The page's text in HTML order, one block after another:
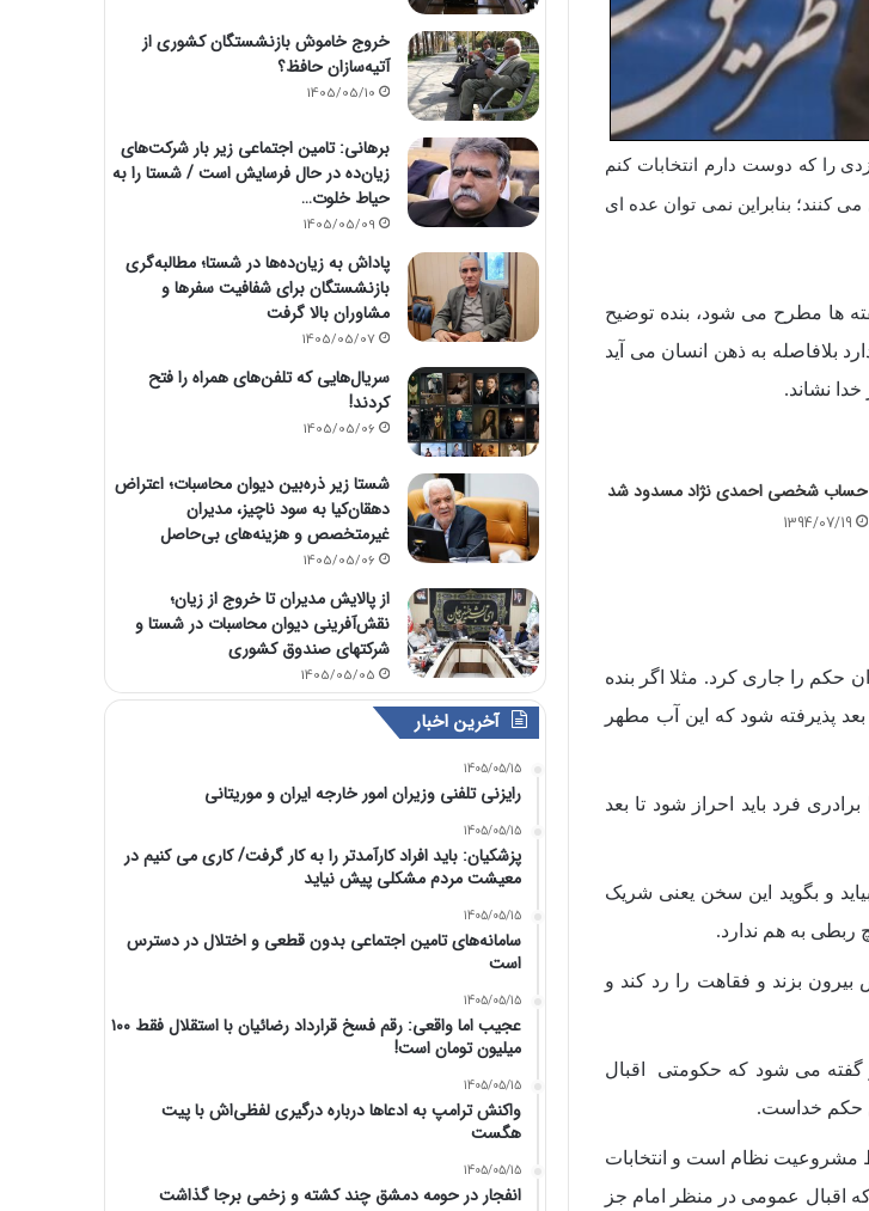
را که دوست دارم انتخابات کنم
کنند؛ بنابراین نمی توان عده ای
ها مطرح می شود، بنده توضیح
به ذهن انسان می آید
نشاند.
حساب شخصی احمدی نژاد مسدود شد
1394/07/19
حکم را جاری کرد. مثلا اگر بنده
پذیرفته شود که این آب مطهر
فرد باید احراز شود تا بعد
و بگوید این سخن یعنی شریک
به هم ندارد.
بزند و فقاهت را رد کند و
می شود که حکومتی اقبال
حکم خداست.
نظام است و انتخابات
عمومی در منظر امام جز
خروج خاموش بازنشستگان کشوری از
آتیه‌سازان حافظ؟
1405/05/10
برهانی: تامین اجتماعی زیر بار شرکت‌های
زیان‌ده در حال فرسایش است / شستا را به
حیاط خلوت…
1405/05/09
پاداش به زیان‌ده‌ها در شستا؛ مطالبه‌گری
بازنشستگان برای شفافیت سفرها و
مشاوران بالا گرفت
1405/05/07
سریال‌هایی که تلفن‌های همراه را فتح
کردند!
1405/05/06
شستا زیر ذره‌بین دیوان محاسبات؛ اعتراض
دهقان‌کیا به سود ناچیز، مدیران
غیرمتخصص و هزینه‌های بی‌حاصل
1405/05/06
از پالایش مدیران تا خروج از زیان؛
نقش‌آفرینی دیوان محاسبات در شستا و
شرکتهای صندوق کشوری
1405/05/05
آخرین اخبار
1405/05/15
رایزنی تلفنی وزیران امور خارجه ایران و موریتانی
1405/05/15
پزشکیان: باید افراد کارآمدتر را به کار گرفت/ کاری می کنیم در
معیشت مردم مشکلی پیش نیاید
1405/05/15
سامانه‌های تامین اجتماعی بدون قطعی و اختلال در دسترس
است
1405/05/15
عجیب اما واقعی: رقم فسخ قرارداد رضائیان با استقلال فقط ۱۰۰
میلیون تومان است!
1405/05/15
واکنش ترامپ به ادعاها درباره درگیری لفظی‌اش با پیت
هگست
1405/05/15
انفجار در حومه دمشق چند کشته و زخمی برجا گذاشت